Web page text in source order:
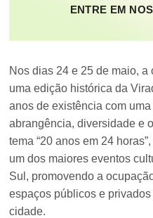
ENTRE EM
Nos dias 24 e 25 de maio,
uma edição histórica da
anos de existência com
abrangência, diversidade e
tema “20 anos em 24
um dos maiores eventos
Sul, promovendo a
espaços públicos e
cidade.